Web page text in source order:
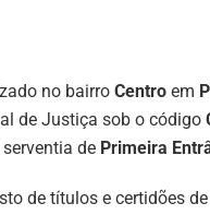
no bairro Centro em
de Justiça sob o código
de Primeira
de títulos e certidões